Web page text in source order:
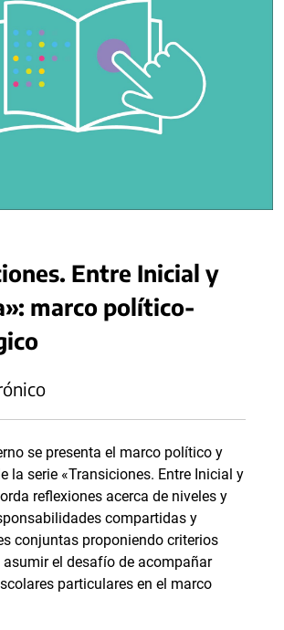
Entre Inicial y
marco político-
se presenta el marco político y
la serie «Transiciones. Entre Inicial y
reflexiones acerca de niveles y
compartidas y
conjuntas proponiendo criterios
el desafío de acompañar
particulares en el marco